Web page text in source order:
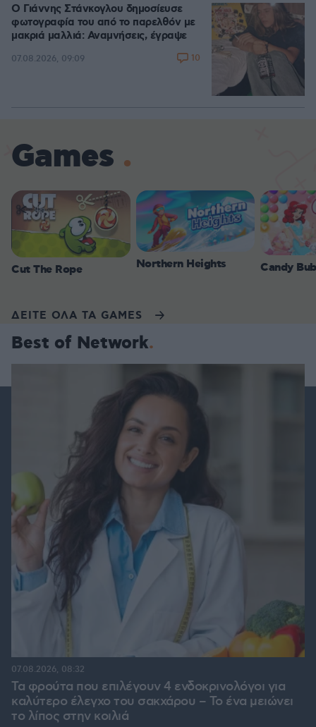
Ο Γιάννης Στάνκογλου δημοσίευσε
φωτογραφία του από το παρελθόν με
μακριά μαλλιά: Αναμνήσεις, έγραψε
07.08.2026, 09:09 10
Games
Cut The Rope Northern Heights Candy
ΔΕΙΤΕ ΟΛΑ ΤΑ GAMES
Best of Network
Τα φρούτα που επιλέγουν 4 ενδοκρινολόγοι για
καλύτερο έλεγχο του σακχάρου – Το ένα μειώνει
το λίπος στην κοιλιά
07.08.2026, 08:32